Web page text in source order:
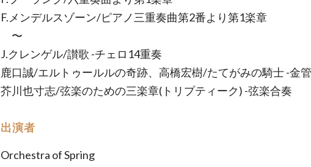
F.メンデルスゾーン/ピアノ三重奏曲第2番より第1楽章
〜
J.クレンゲル/讃歌 -チェロ14重奏
鹿口誠/エルトゥールルの奇跡、高橋宏樹/たてがみの騎士 -金
芥川也寸志/弦楽のための三楽章(トリプティーク) -弦楽合奏
出演者
Orchestra of Spring